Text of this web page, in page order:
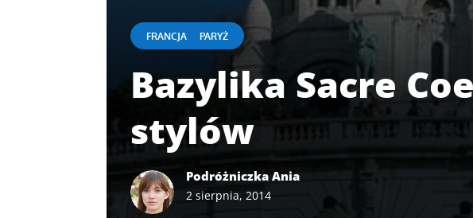
FRANCJA |PARYŻ
Bazylika Sacre
stylów
Podróżniczka Ania
2 sierpnia, 2014